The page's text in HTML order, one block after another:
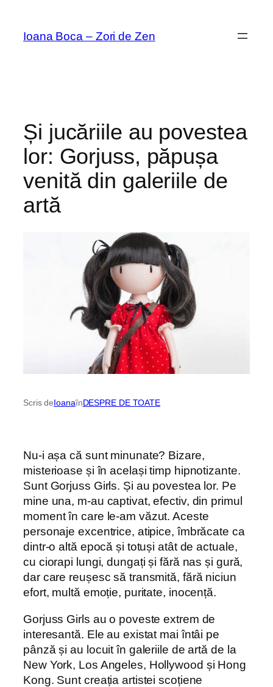
conținut
Ioana Boca – Zori de Zen
Și jucăriile au povestea
lor: Gorjuss, păpușa
venită din galeriile de
artă
Scris deIoanaînDESPRE DE TOATE
Nu-i așa că sunt minunate? Bizare,
misterioase și în același timp hipnotizante.
Sunt Gorjuss Girls. Și au povestea lor. Pe
mine una, m-au captivat, efectiv, din primul
moment în care le-am văzut. Aceste
personaje excentrice, atipice, îmbrăcate ca
dintr-o altă epocă și totuși atât de actuale,
cu ciorapi lungi, dungați și fără nas și gură,
dar care reușesc să transmită, fără niciun
efort, multă emoție, puritate, inocență.
Gorjuss Girls au o poveste extrem de
interesantă. Ele au existat mai întâi pe
pânză și au locuit în galeriile de artă de la
New York, Los Angeles, Hollywood și Hong
Kong. Sunt creația artistei scoțiene